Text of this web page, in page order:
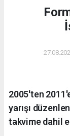
2005'ten
yarışı
takvime dahil